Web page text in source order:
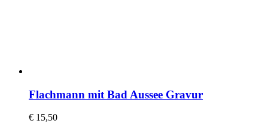
Flachmann mit Bad Aussee Gravur
€ 15,50